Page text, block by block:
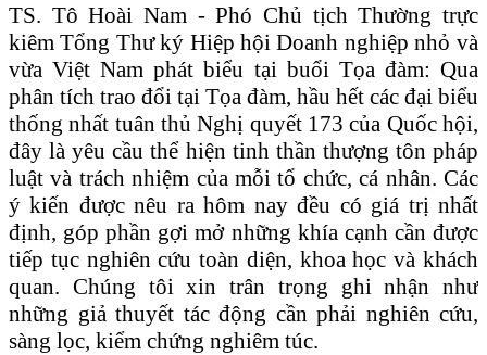
TS. Tô Hoài Nam -Phó Chủ tịchThường trực
kiêm Tổng Thư ký Hiệp hội Doanh nghiệp nhỏ và
vừa Việt Nam phát biểu tại buổi Tọa đàm: Qua
phân tích trao đổi tại Tọa đàm, hầu hết các đại biểu
thống nhất tuân thủ Nghị quyết 173 của Quốc hội,
đây là yêu cầu thể hiện tinh thần thượng tôn pháp
luật và trách nhiệm của mỗi tổ chức, cá nhân. Các
ý kiến được nêu ra hôm nay đều có giá trị nhất
định, góp phần gợi mở những khía cạnh cần được
tiếp tục nghiên cứu toàn diện, khoa học và khách
quan. Chúng tôi xin trân trọng ghi nhận như
những giả thuyết tác động cần phải nghiên cứu,
sàng lọc, kiểm chứng nghiêm túc.